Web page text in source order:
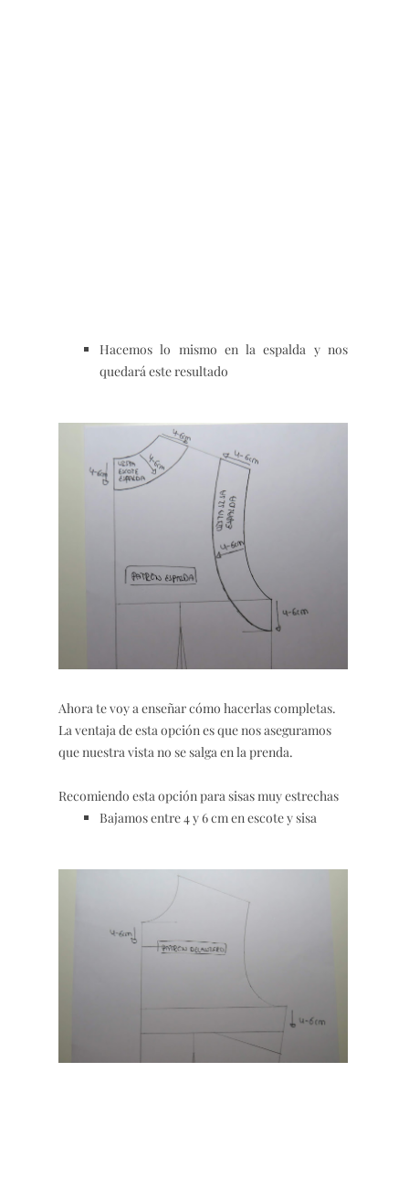
Hacemos lo mismo en la espalda y nos
quedará este resultado
Ahora te voy a enseñar cómo hacerlas completas.
La ventaja de esta opción es que nos aseguramos
que nuestra vista no se salga en la prenda.
Recomiendo esta opción para sisas muy estrechas
Bajamos entre 4 y 6 cm en escote y sisa